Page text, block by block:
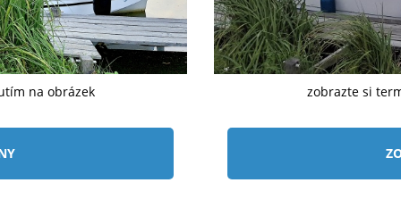
na obrázek zobrazte si